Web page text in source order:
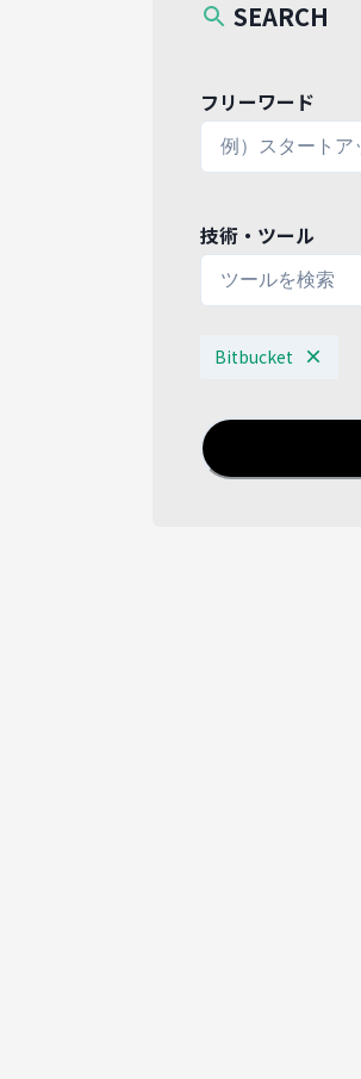
SEARCH
フリーワード
技術・ツール
Bitbucket